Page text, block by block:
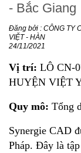
- Bắc Giang
Đăng bởi : CÔNG TY
VIỆT - HÀN
24/11/2021
Vị trí: LÔ CN-
HUYỆN VIỆT
Quy mô: Tổng
Synergie CAD
Pháp. Đây là